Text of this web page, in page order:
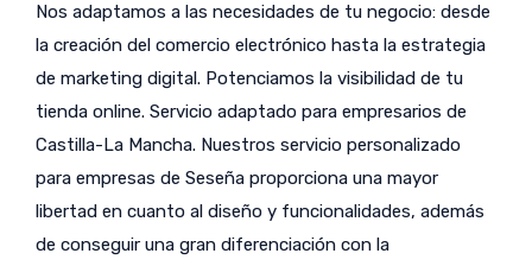
Nos adaptamos a las necesidades de tu negocio: desde
la creación del comercio electrónico hasta la estrategia
de marketing digital. Potenciamos la visibilidad de tu
tienda online. Servicio adaptado para empresarios de
Castilla-La Mancha. Nuestros servicio personalizado
para empresas de Seseña proporciona una mayor
libertad en cuanto al diseño y funcionalidades, además
de conseguir una gran diferenciación con la